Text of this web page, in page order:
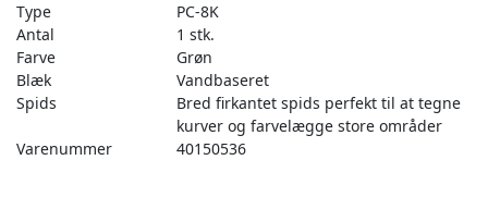
Type
PC-8K
Antal
1 stk.
Farve
Grøn
Blæk
Vandbaseret
Spids
Bred firkantet spids perfekt til at tegne
kurver og farvelægge store områder
Varenummer
40150536